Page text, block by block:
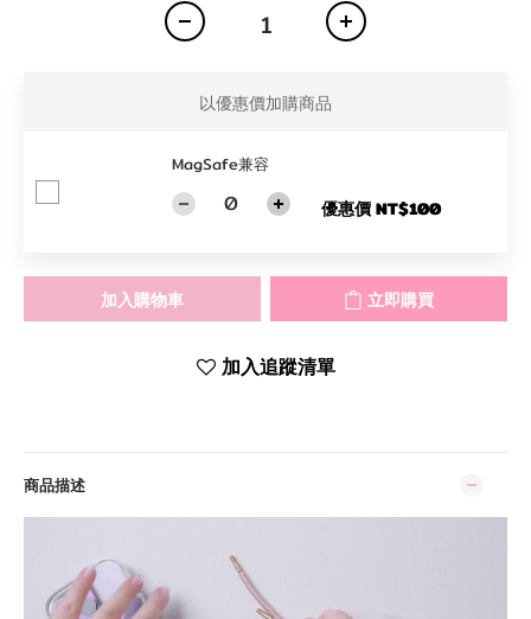
以優惠價加購商品
MagSafe兼容
優惠價 NT$100
加入購物車 立即購買
加入追蹤清單
商品描述